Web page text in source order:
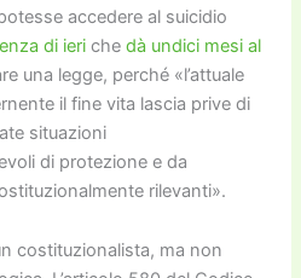
accedere al suicidio
di ieriche dà undici mesi al
una legge, perché «l’attuale
il fine vita lascia prive di
situazioni
di protezione e da
rilevanti».
costituzionalista, ma non